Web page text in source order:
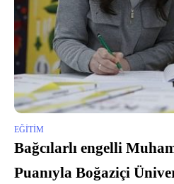
EĞITIM
Bağcılarlı engelli
Puanıyla Boğaziçi